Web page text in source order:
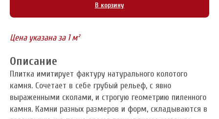
В корзину
Цена указана за 1 м²
Описание
Плитка имитирует фактуру натурального колотого
камня. Сочетает в себе грубый рельеф, с явно
выраженными сколами, и строгую геометрию пиленного
камня. Камни разных размеров и форм, складываются в